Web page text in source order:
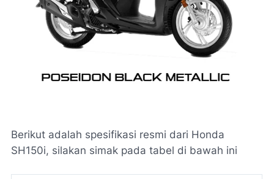
Berikut adalah spesifikasi resmi dari Honda
SH150i, silakan simak pada tabel di bawah ini